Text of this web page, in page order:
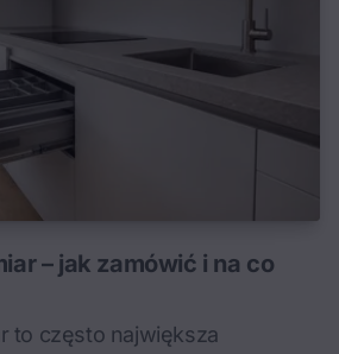
– jak zamówić i na co
to często największa